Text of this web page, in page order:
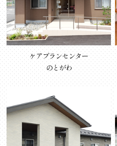
ケアプランセンター
のとがわ